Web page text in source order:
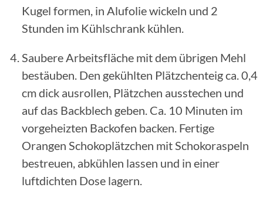
Kugel formen, in Alufolie wickeln und 2
Stunden im Kühlschrank kühlen.
Saubere Arbeitsfläche mit dem übrigen Mehl
bestäuben. Den gekühlten Plätzchenteig ca. 0,4
cm dick ausrollen, Plätzchen ausstechen und
auf das Backblech geben. Ca. 10 Minuten im
vorgeheizten Backofen backen. Fertige
Orangen Schokoplätzchen mit Schokoraspeln
bestreuen, abkühlen lassen und in einer
luftdichten Dose lagern.